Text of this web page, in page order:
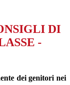
DI
-
dei genitori nei